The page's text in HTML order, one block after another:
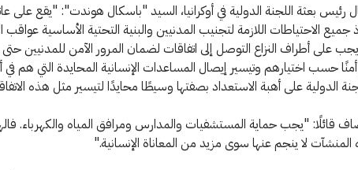
رئيس بعثة اللجنة الدولية في أوكرانيا، السيد "باسكال هوندت": "يقع على
جميع الاحتياطات اللازمة لتجنيب المدنيين والبنية التحتية الأساسية عواقب
على أطراف النزاع التوصل إلى اتفاقات لضمان المرور الآمن للمدنيين حتى
أمنًا حسب اختيارهم وتيسير إيصال المساعدات الإنسانية المحايدة التي هم
الدولية على أهبة الاستعداد بصفتها وسيطًا محايدًا لتيسير مثل هذه
قائلًا: "يجب حماية المستشفيات والمدارس ومرافق المياه والكهرباء.
لا ينجم عنها سوى مزيد من المعاناة الإنسانية."